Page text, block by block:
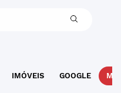
IMÓVEIS GOOGLE